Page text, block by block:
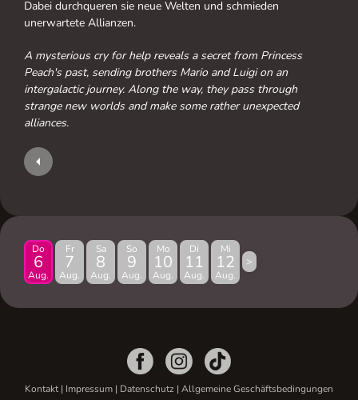
Dabei durchqueren sie neue Welten und schmieden
unerwartete Allianzen.
A mysterious cry for help reveals a secret from Princess
Peach's past, sending brothers Mario and Luigi on an
intergalactic journey. Along the way, they pass through
strange new worlds and make some rather unexpected
alliances.
Do
6
Aug.
Fr
7
Aug.
Sa
8
Aug.
So
9
Aug.
Mo
10
Aug.
Di
11
Aug.
Mi
12
Aug.
>
Kontakt| Impressum | Datenschutz | Allgemeine Geschäftsbedingungen